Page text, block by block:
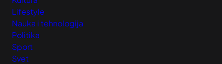
Lifestyle
Nauka i tehnologija
Politika
Sport
Svet